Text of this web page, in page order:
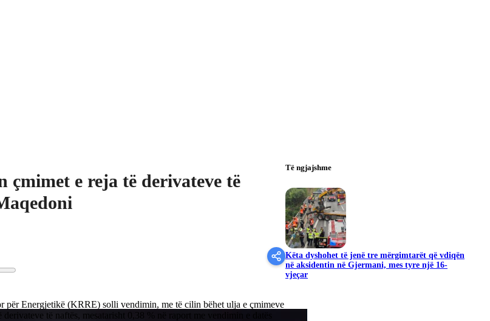
çmimet e reja të derivateve të
për Energjetikë (KRRE) solli vendimin, me të cilin bëhet ulja e çmimeve
të naftës, mesatarisht 0,38 % në raport me vendimin e datës
Të ngjajshme
Këta dyshohet të jenë tre mërgimtarët që vdiqën
në aksidentin në Gjermani, mes tyre një 16-
vjeçar